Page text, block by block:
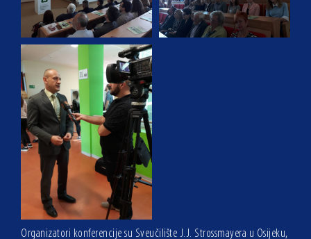
Organizatori konferencije su Sveučilište J.J. Strossmayera u Osijeku,